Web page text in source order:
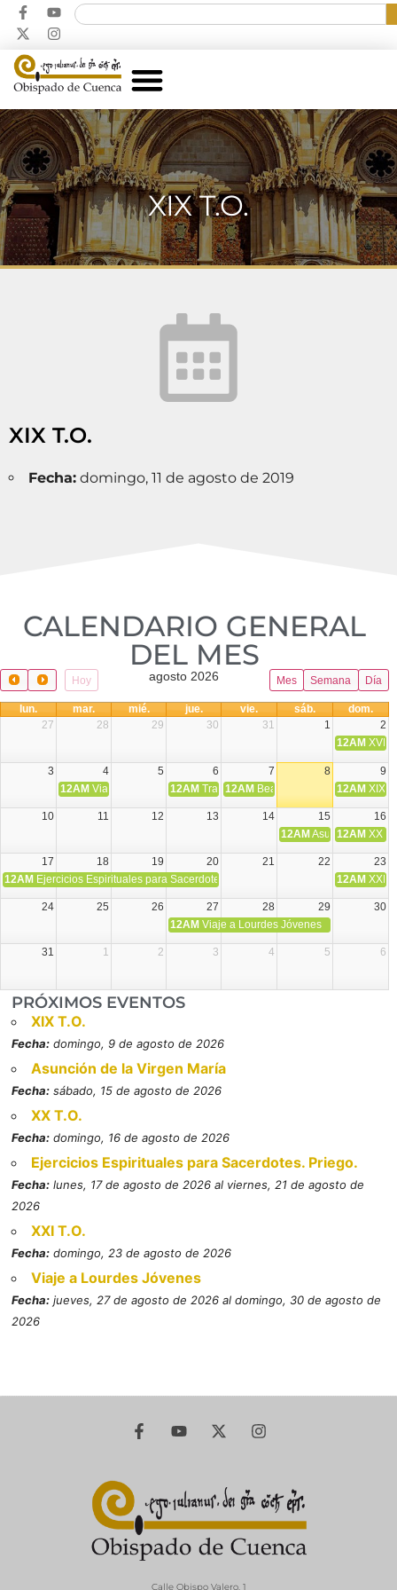
XIX T.O.
XIX T.O.
Fecha: domingo, 11 de agosto de 2019
CALENDARIO GENERAL
DEL MES​
Hoy Mes Semana Día
agosto 2026
lun. mar. mié. jue. vie. sáb.
dom.
27
28 29 30 31 1
2
12AM XVIII
3 4 5 6 7 8
9
12AM Viaje Diocesano a Japón.
12AM Transfiguración del Señor
12AM Beatos Cruz Laplana,
12AM XIX
10 11 12 13 14 15
16
12AM Asunción de la
12AM XX
17 18 19 20 21 22
23
12AM Ejercicios Espirituales para Sacerdotes. Priego. 12AM XXI
24 25 26 27 28 29
30
12AM Viaje a Lourdes Jóvenes
31 1 2 3 4 5 6
PRÓXIMOS EVENTOS
XIX T.O.
Fecha: domingo, 9 de agosto de 2026
Asunción de la Virgen María
Fecha: sábado, 15 de agosto de 2026
XX T.O.
Fecha: domingo, 16 de agosto de 2026
Ejercicios Espirituales para Sacerdotes. Priego.
Fecha: lunes, 17 de agosto de 2026 al viernes, 21 de agosto de
2026
XXI T.O.
Fecha: domingo, 23 de agosto de 2026
Viaje a Lourdes Jóvenes
Fecha: jueves, 27 de agosto de 2026 al domingo, 30 de agosto de
2026
Calle Obispo Valero, 1